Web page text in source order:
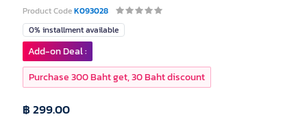
Product CodeK093028
0% installment available
฿ 299.00
Add-on Deal :
Purchase 300 Baht get, 30 Baht discount